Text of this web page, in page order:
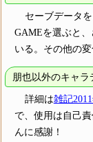
セーブデータ
GAMEを選ぶと
いる。その他の
朋也以外のキャ
詳細は雑記
で、使用は自己
んに感謝！